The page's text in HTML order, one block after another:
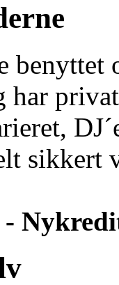
benyttet
har
sikkert
-